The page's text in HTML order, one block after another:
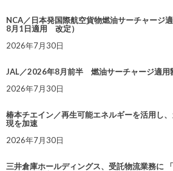
NCA／日本発国際航空貨物燃油サーチャージ
8月1日適用 改定）
2026年7月30日
JAL／2026年8月前半 燃油サーチャージ適用
2026年7月30日
椿本チエイン／再生可能エネルギーを活用し
現を加速
2026年7月30日
三井倉庫ホールディングス、受託物流業務に